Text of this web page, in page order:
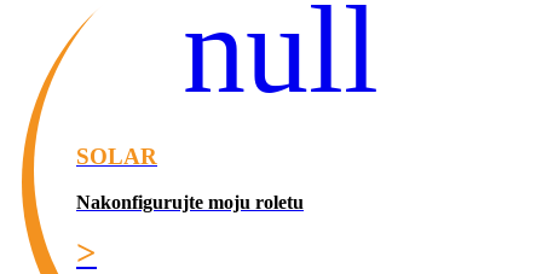
SOLAR
Nakonfigurujte moju roletu
>